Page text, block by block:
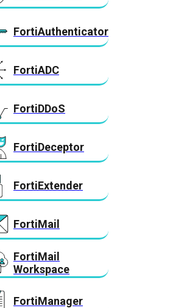
FortiAuthenticator
FortiADC
FortiDDoS
FortiDeceptor
FortiExtender
FortiMail
FortiMail
Workspace
FortiManager